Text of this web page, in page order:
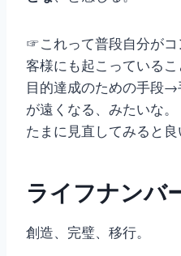
☞これって普段自分が
客様にも起こっているこ
目的達成のための手段
が遠くなる、みたいな。
たまに見直してみると良
ライフナンバ
創造、完璧、移行。